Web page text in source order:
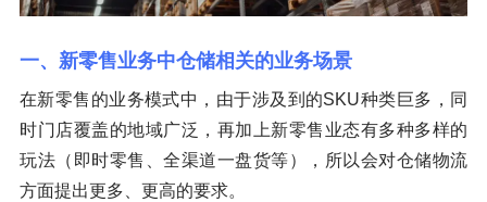
一、新零售业务中仓储相关的业务场景
在新零售的业务模式中，由于涉及到的SKU种类巨多，同
时门店覆盖的地域广泛，再加上新零售业态有多种多样的
玩法（即时零售、全渠道一盘货等），所以会对仓储物流
方面提出更多、更高的要求。